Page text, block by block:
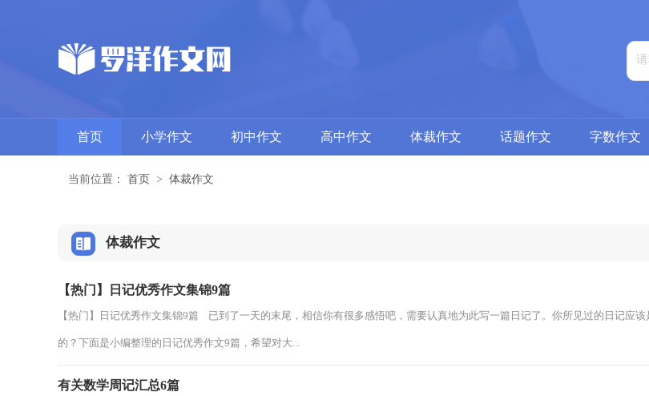
首页 小学作文 初中作文 高中作文 体裁作文 话题作文 字数作文
当前位置： 首页 > 体裁作文
体裁作文
【热门】日记优秀作文集锦9篇
【热门】日记优秀作文集锦9篇 已到了一天的末尾，相信你有很多感悟吧，需要认真地为此写一篇日记了。你所见过的日记应该
的？下面是小编整理的日记优秀作文9篇，希望对大...
有关数学周记汇总6篇